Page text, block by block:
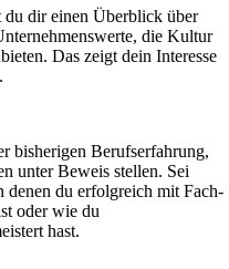
dir einen Überblick über
die Kultur
Das zeigt dein Interesse
bisherigen Berufserfahrung,
unter Beweis stellen. Sei
denen du erfolgreich mit Fach-
oder wie du
hast.